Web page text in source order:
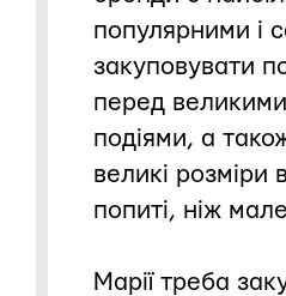
популярними і
закуповувати
перед
подіями, а
великі розміри
попиті, ніж
Марії треба